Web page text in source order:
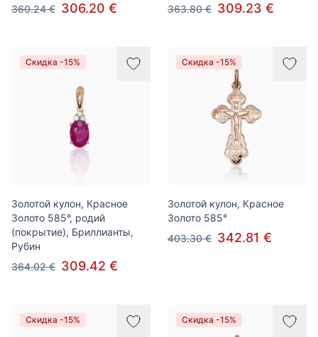
360.24 € 306.20 €
363.80 € 309.23 €
Скидка -15%
Золотой кулон, Красное
Золото 585°, родий
(покрытие), Бриллианты,
Рубин
364.02 € 309.42 €
Скидка -15%
Золотой кулон, Красное
Золото 585°
403.30 € 342.81 €
Скидка -15% Скидка -15%